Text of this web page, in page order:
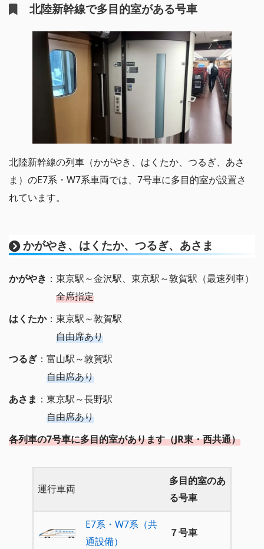
北陸新幹線で多目的室がある号車
北陸新幹線の列車（かがやき、はくたか、つるぎ、あさ
ま）のE7系・W7系車両では、7号車に多目的室が設置さ
れています。
かがやき、はくたか、つるぎ、あさま
かがやき ：東京駅～金沢駅、東京駅～敦賀駅（最速列車）
全席指定
はくたか：東京駅～敦賀駅
自由席あり
つるぎ ：富山駅～敦賀駅
自由席あり
あさま ：東京駅～長野駅
自由席あり
各列車の7号車に多目的室があります（JR東・西共通）
運行車両
多目的室のあ
る号車
E7系・W7系（共
通設備）
７号車